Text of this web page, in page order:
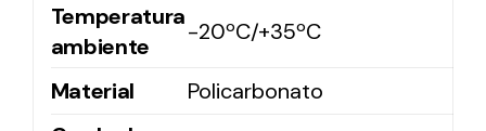
Temperatura
ambiente
-20ºC/+35ºC
Material
Policarbonato